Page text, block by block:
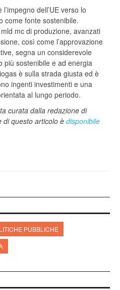
dell’UE verso lo
come fonte sostenibile.
mc di produzione, avanzati
così come l’approvazione
segna un considerevole
più sostenibile e ad energia
è sulla strada giusta ed è
ingenti investimenti e una
al lungo periodo.
curata dalla redazione di
di questo articolo è disponibile
PUBBLICHE